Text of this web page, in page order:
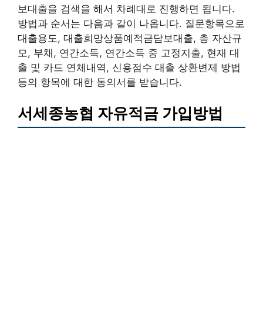
보대출을 검색을 해서 차례대로 진행하면 됩니다.
방법과 순서는 다음과 같이 나옵니다. 질문항목으로
대출용도, 대출희망상품예적금담보대출, 총 자산규
모, 부채, 연간소득, 연간소득 중 고정지출, 현재 대
출 및 카드 연체내역, 신용점수 대출 상환변제 방법
등의 항목에 대한 동의서를 받습니다.
서세종농협 자유적금 가입방법